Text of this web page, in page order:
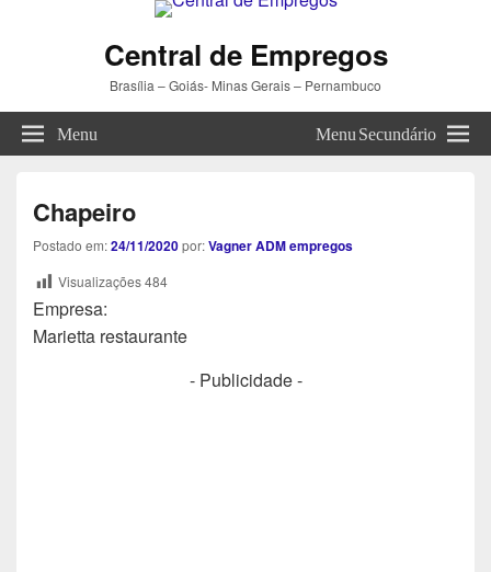
Central de Empregos
Brasília – Goiás- Minas Gerais – Pernambuco
Menu Menu Secundário
Chapeiro
Postado em:24/11/2020por:Vagner ADM empregos
Visualizações484
Empresa:
Marietta restaurante
- Publicidade -